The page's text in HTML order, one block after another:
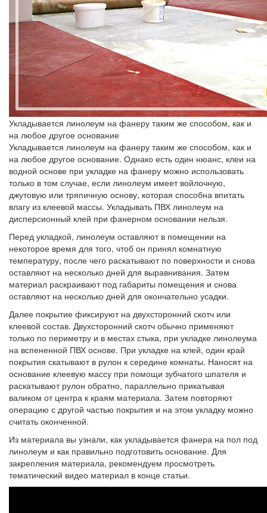
Укладывается линолеум на фанеру таким же способом, как и
на любое другое основание
Укладывается линолеум на фанеру таким же способом, как и
на любое другое основание. Однако есть один нюанс, клеи на
водной основе при укладке на фанеру можно использовать
только в том случае, если линолеум имеет войлочную,
джутовую или тряпичную основу, которая способна впитать
влагу из клеевой массы. Укладывать ПВХ линолеум на
дисперсионный клей при фанерном основании нельзя.
Перед укладкой, линолеум оставляют в помещении на
некоторое время для того, чтоб он принял комнатную
температуру, после чего раскатывают по поверхности и снова
оставляют на несколько дней для выравнивания. Затем
материал раскраивают под габариты помещения и снова
оставляют на несколько дней для окончательно усадки.
Далее покрытие фиксируют на двухсторонний скотч или
клеевой состав. Двухсторонний скотч обычно применяют
только по периметру и в местах стыка, при укладке линолеума
на вспененной ПВХ основе. При укладке на клей, один край
покрытия скатывают в рулон к середине комнаты. Наносят на
основание клеевую массу при помощи зубчатого шпателя и
раскатывают рулон обратно, параллельно прикатывая
валиком от центра к краям материала. Затем повторяют
операцию с другой частью покрытия и на этом укладку можно
считать оконченной.
Из материала вы узнали, как укладывается фанера на пол под
линолеум и как правильно подготовить основание. Для
закрепления материала, рекомендуем просмотреть
тематический видео материал в конце статьи.